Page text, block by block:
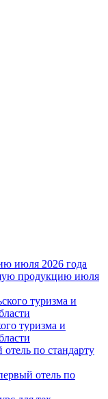
продукцию июля
туризма и
отель по